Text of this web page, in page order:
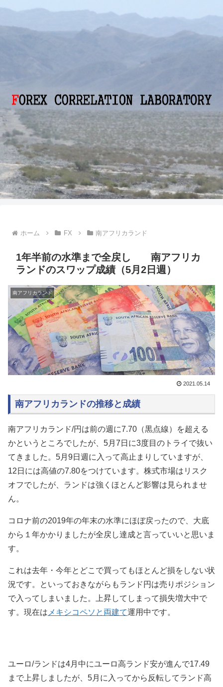
ホーム FX 南アフリカランド
1年半前の水準まで全戻し 南アフリカ
ランドのスワップ成績（5月2日週）
南アフリカランド
2021.05.14
南アフリカランドの推移と成績
南アフリカランド/円は前の週に7.70（黒点線）を超える
かというところでしたが、5月7日に3度目のトライで抜い
てきました。5月9日週に入って高止まりしていますが、
12日には高値の7.80をつけています。株式市場はリスク
オフでしたが、ランドは強くほとんど影響は見られませ
ん。
コロナ前の2019年の年末の水準にほぼ戻ったので、大底
から１年かかりましたが全戻し達成と言っていいと思いま
す。
これは去年・今年とどこで買ってもほとんど損をしない状
況です。といっておきながらもランド円は売りポジション
で入ってしまいました。上昇してしまって損失増大中で
す。現在は メキシコペソと両建て運用中です。
ユーロ/ランドは4月中にユーロ高ランド安が進んで17.49
まで上昇しましたが、5月に入ってから反転してランド高